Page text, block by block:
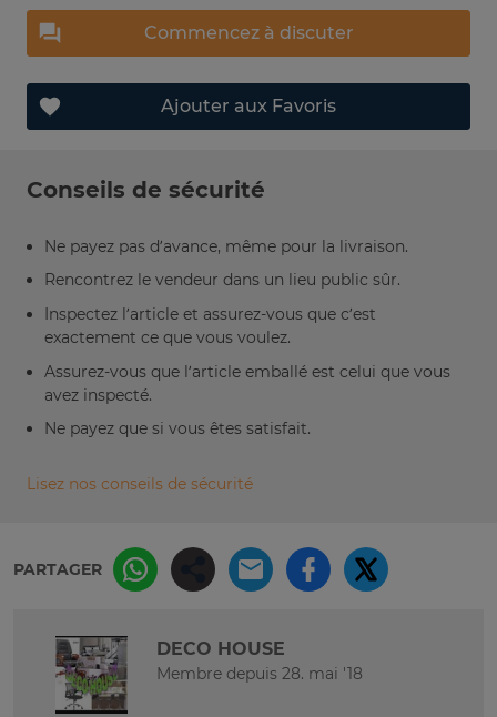
Commencez à discuter
Ajouter aux Favoris
Conseils de sécurité
Ne payez pas d’avance, même pour la livraison.
Rencontrez le vendeur dans un lieu public sûr.
Inspectez l’article et assurez-vous que c’est
exactement ce que vous voulez.
Assurez-vous que l’article emballé est celui que vous
avez inspecté.
Ne payez que si vous êtes satisfait.
Lisez nos conseils de sécurité
PARTAGER
DECO HOUSE
Membre depuis 28. mai '18